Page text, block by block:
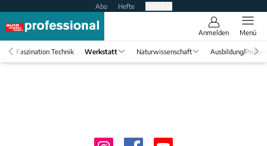
Abo Hefte
Anmelden Menü
Faszination Technik Werkstatt Naturwissenschaft Ausbildung/